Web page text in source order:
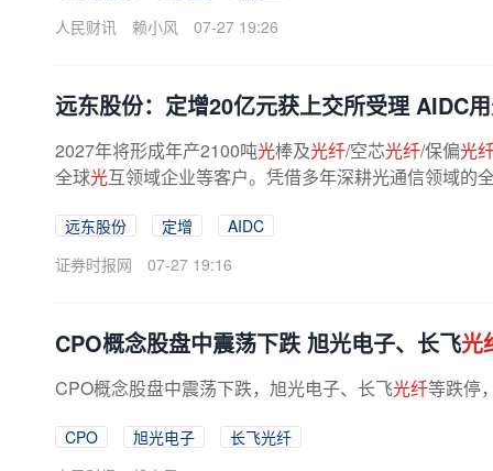
人民财讯
赖小风 07-27 19:26
远东股份：定增20亿元获上交所受理 AIDC用
2027年将形成年产2100吨光棒及光纤/空芯光纤/保偏光
全球光互领域企业等客户。凭借多年深耕光通信领域的
远东股份 定增
AIDC
证券时报网
07-27 19:16
CPO概念股盘中震荡下跌 旭光电子、长飞光
CPO概念股盘中震荡下跌，旭光电子、长飞光纤等跌停
CPO 旭光电子
长飞光纤